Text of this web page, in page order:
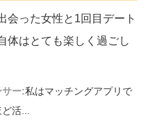
会った女性と1回目デート
体はとても楽しく過ごし
サー:私はマッチングアプリで
活...